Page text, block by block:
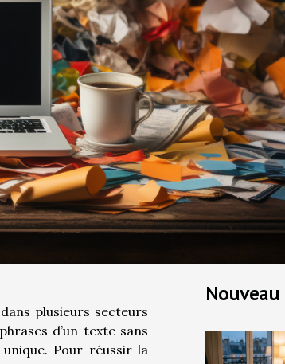
plusieurs secteurs
d’un texte sans
Pour réussir la
Nouveau